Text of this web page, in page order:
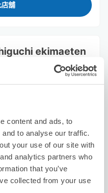
content and ads, to
to analyse our traffic.
your use of our site with
analytics partners who
that you’ve
collected from your use
舖
ekimaeten
時間